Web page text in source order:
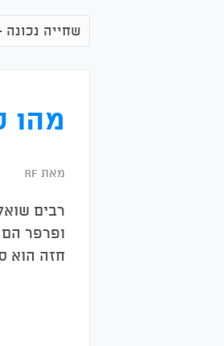
שחייה נכונה
מהו
מאת RF
רבים
ופרפר הם
חזה הוא